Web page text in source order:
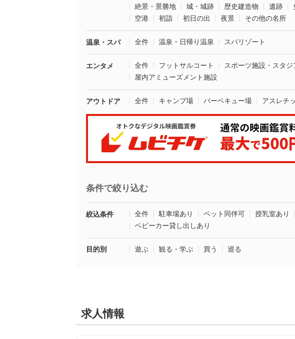
絶景・景勝地
城・城跡 歴史建造物 遺跡
空港
初詣 初日の出 夜景 その他の名所
温泉・スパ 全件 温泉・日帰り温泉 スパリゾート
エンタメ 全件 フットサルコート スポーツ施設・スタジ
屋内アミューズメント施設
アウトドア 全件 キャンプ場 バーベキュー場 アスレチ
条件で絞り込む
絞込条件 全件 駐車場あり ペット同伴可 授乳室あり
ベビーカー貸し出しあり
目的別 遊ぶ 観る・学ぶ 買う 巡る
求人情報